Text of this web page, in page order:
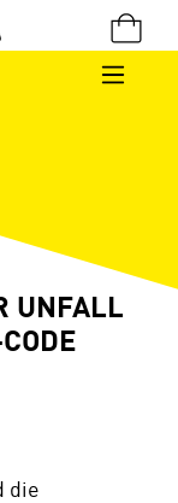
auf dem Merkzettel
UNFALL
die